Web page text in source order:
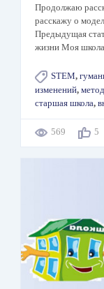
Продолжаю
расскажу о
Предыдущая
жизни Моя школа
STEM,
изменений,
старшая школа,
569